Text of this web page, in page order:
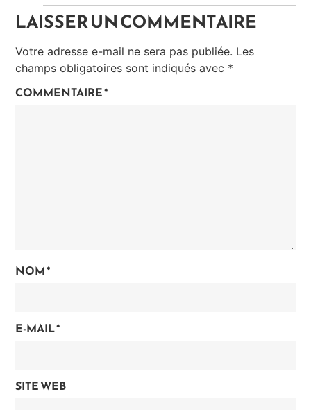
LAISSER UN COMMENTAIRE
Votre adresse e-mail ne sera pas publiée. Les
champs obligatoires sont indiqués avec *
COMMENTAIRE*
NOM*
E-MAIL*
SITE WEB